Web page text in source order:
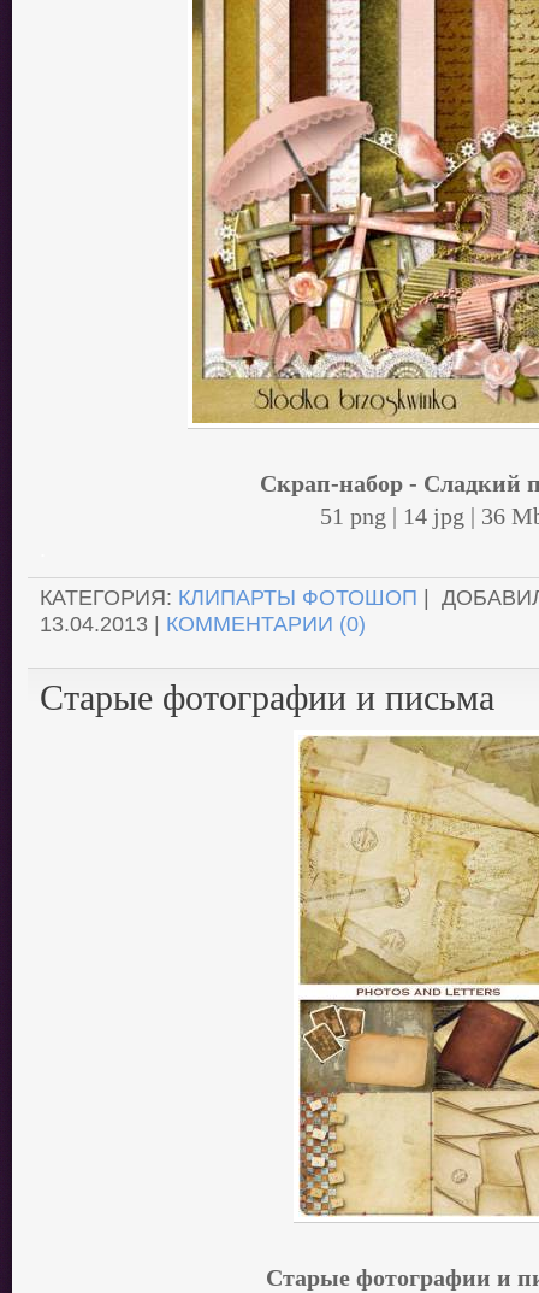
Скрап-набор - Сладкий
51 png | 14 jpg | 36
КАТЕГОРИЯ: КЛИПАРТЫ ФОТОШОП |
13.04.2013 | КОММЕНТАРИИ (0)
Старые фотографии и письма
Старые фотографии и